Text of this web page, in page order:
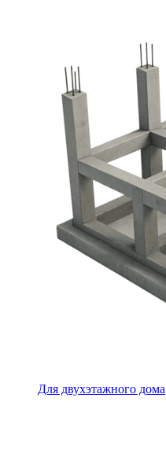
Для двухэтажного дома